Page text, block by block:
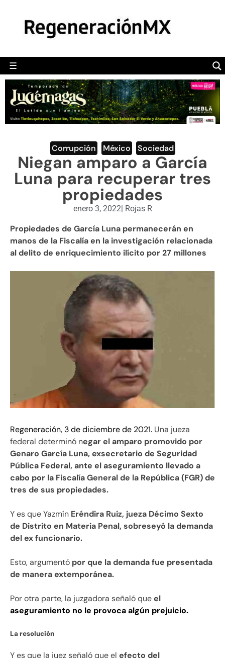
☰
POLÍTICA
CAMALEÓN
OPINIÓN
DEPORTES
ENGLISH SECTION
VIDEOS
Corrupción México Sociedad
Niegan amparo a García
Luna para recuperar tres
propiedades
enero 3, 2022| Rojas R
Propiedades de García Luna permanecerán en
manos de la Fiscalía en la investigación relacionada
al delito de enriquecimiento ilícito por 27 millones
Regeneración, 3 de diciembre de 2021. Una jueza
federal determinó negar el amparo promovido por
Genaro García Luna, exsecretario de Seguridad
Pública Federal, ante el aseguramiento llevado a
cabo por la Fiscalía General de la República (FGR) de
tres de sus propiedades.
Y es que Yazmín Eréndira Ruiz, jueza Décimo Sexto
de Distrito en Materia Penal, sobreseyó la demanda
del ex funcionario.
Esto, argumentó por que la demanda fue presentada
de manera extemporánea.
Por otra parte, la juzgadora señaló queel
aseguramiento no le provoca algún prejuicio.
La resolución
Y es que la juez señaló que el efecto del